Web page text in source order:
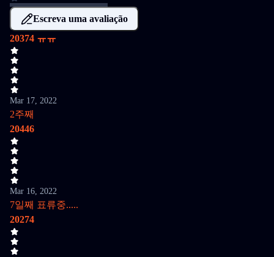
Escreva uma avaliação
20374 ㅠㅠ
Mar 17, 2022
2주째
20446
Mar 16, 2022
7일째 표류중.....
20274